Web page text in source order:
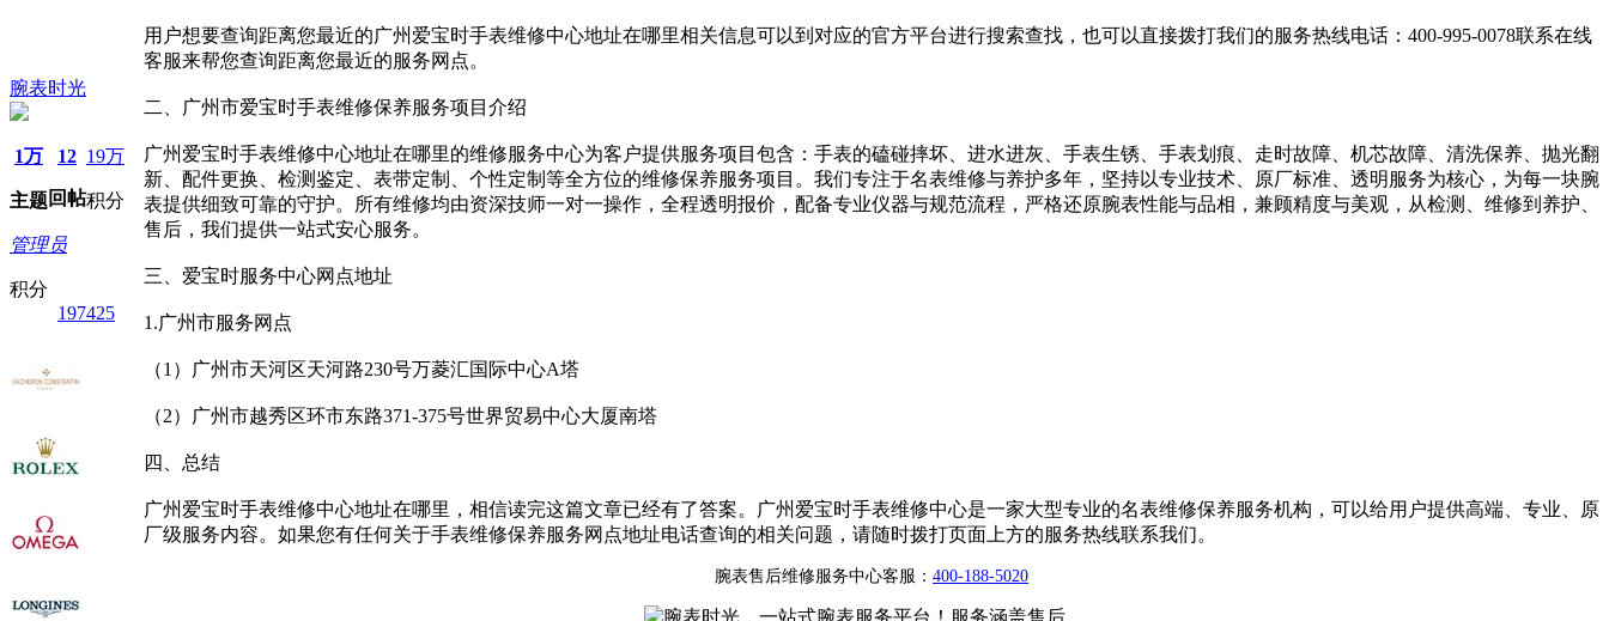
腕表时光
1万
主题
12
回帖
19万
积分
管理员
积分
197425
用户想要查询距离您最近的广州爱宝时手表维修中心地址在哪里相关信息可以到对应的官方平台进行搜索查找，也可以直接拨打我们的服务热线电话：400-995-0078联系在线
客服来帮您查询距离您最近的服务网点。
二、广州市爱宝时手表维修保养服务项目介绍
广州爱宝时手表维修中心地址在哪里的维修服务中心为客户提供服务项目包含：手表的磕碰摔坏、进水进灰、手表生锈、手表划痕、走时故障、机芯故障、清洗保养、抛光翻
新、配件更换、检测鉴定、表带定制、个性定制等全方位的维修保养服务项目。我们专注于名表维修与养护多年，坚持以专业技术、原厂标准、透明服务为核心，为每一块腕
表提供细致可靠的守护。所有维修均由资深技师一对一操作，全程透明报价，配备专业仪器与规范流程，严格还原腕表性能与品相，兼顾精度与美观，从检测、维修到养护、
售后，我们提供一站式安心服务。
三、爱宝时服务中心网点地址
1.广州市服务网点
（1）广州市天河区天河路230号万菱汇国际中心A塔
（2）广州市越秀区环市东路371-375号世界贸易中心大厦南塔
四、总结
广州爱宝时手表维修中心地址在哪里，相信读完这篇文章已经有了答案。广州爱宝时手表维修中心是一家大型专业的名表维修保养服务机构，可以给用户提供高端、专业、原
厂级服务内容。如果您有任何关于手表维修保养服务网点地址电话查询的相关问题，请随时拨打页面上方的服务热线联系我们。
腕表售后维修服务中心客服： 400-188-5020